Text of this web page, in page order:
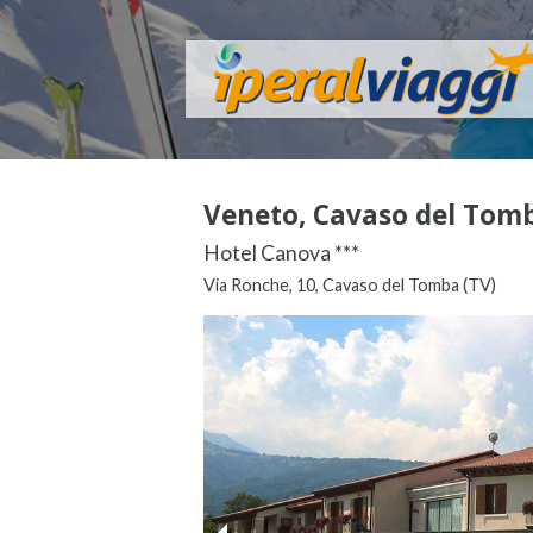
Veneto, Cavaso del
Hotel Canova ***
Via Ronche, 10, Cavaso del Tomba (TV)